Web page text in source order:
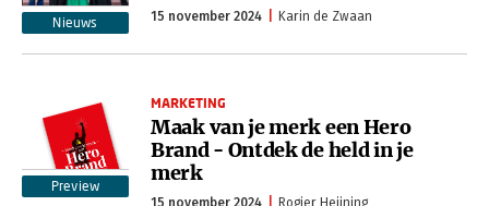
Nieuws 15 november 2024 Karin de Zwaan
Preview
MARKETING
Maak van je merk een Hero
Brand - Ontdek de held in je
merk
15 november 2024 Rogier Heijning